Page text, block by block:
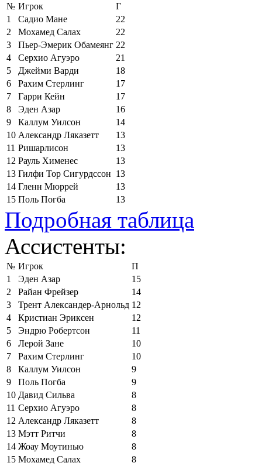
№ Игрок
Г
1
Садио Мане
22
2
Мохамед Салах
22
3
Пьер-Эмерик Обамеянг 22
4
Серхио Агуэро
21
5
Джейми Варди
18
6
Рахим Стерлинг
17
7
Гарри Кейн
17
8
Эден Азар
16
9
Каллум Уилсон
14
10 Александр Ляказетт
13
11 Ришарлисон
13
12 Рауль Хименес
13
13 Гилфи Тор Сигурдссон 13
14 Гленн Мюррей
13
15 Поль Погба 13
Подробная таблица
Ассистенты:
№ Игрок
П
1
Эден Азар
15
2
Райан Фрейзер
14
3
Трент Александер-Арнольд 12
4
Кристиан Эриксен
12
5
Эндрю Робертсон
11
6
Лерой Зане
10
7
Рахим Стерлинг
10
8
Каллум Уилсон
9
9
Поль Погба
9
10 Давид Сильва
8
11 Серхио Агуэро
8
12 Александр Ляказетт
8
13 Мэтт Ритчи
8
14 Жоау Моутинью
8
15 Мохамед Салах 8